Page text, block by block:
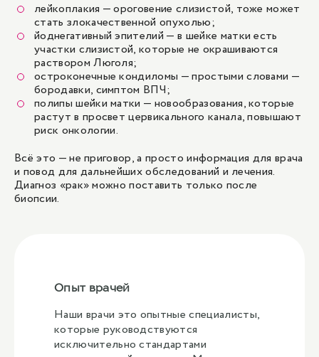
лейкоплакия — ороговение слизистой, тоже может
стать злокачественной опухолью;
йоднегативный эпителий — в шейке матки есть
участки слизистой, которые не окрашиваются
раствором Люголя;
остроконечные кондиломы — простыми словами —
бородавки, симптом ВПЧ;
полипы шейки матки — новообразования, которые
растут в просвет цервикального канала, повышают
риск онкологии.
Всё это — не приговор, а просто информация для врача
и повод для дальнейших обследований и лечения.
Диагноз «рак» можно поставить только после
биопсии.
Опыт врачей
Наши врачи это опытные специалисты,
которые руководствуются
исключительно стандартами